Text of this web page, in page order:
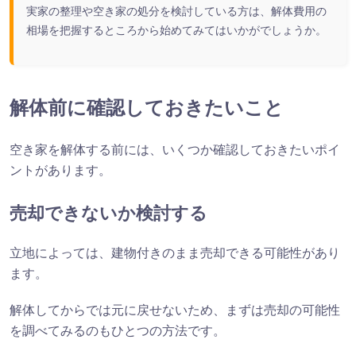
実家の整理や空き家の処分を検討している方は、解体費用の
相場を把握するところから始めてみてはいかがでしょうか。
解体前に確認しておきたいこと
空き家を解体する前には、いくつか確認しておきたいポイ
ントがあります。
売却できないか検討する
立地によっては、建物付きのまま売却できる可能性があり
ます。
解体してからでは元に戻せないため、まずは売却の可能性
を調べてみるのもひとつの方法です。